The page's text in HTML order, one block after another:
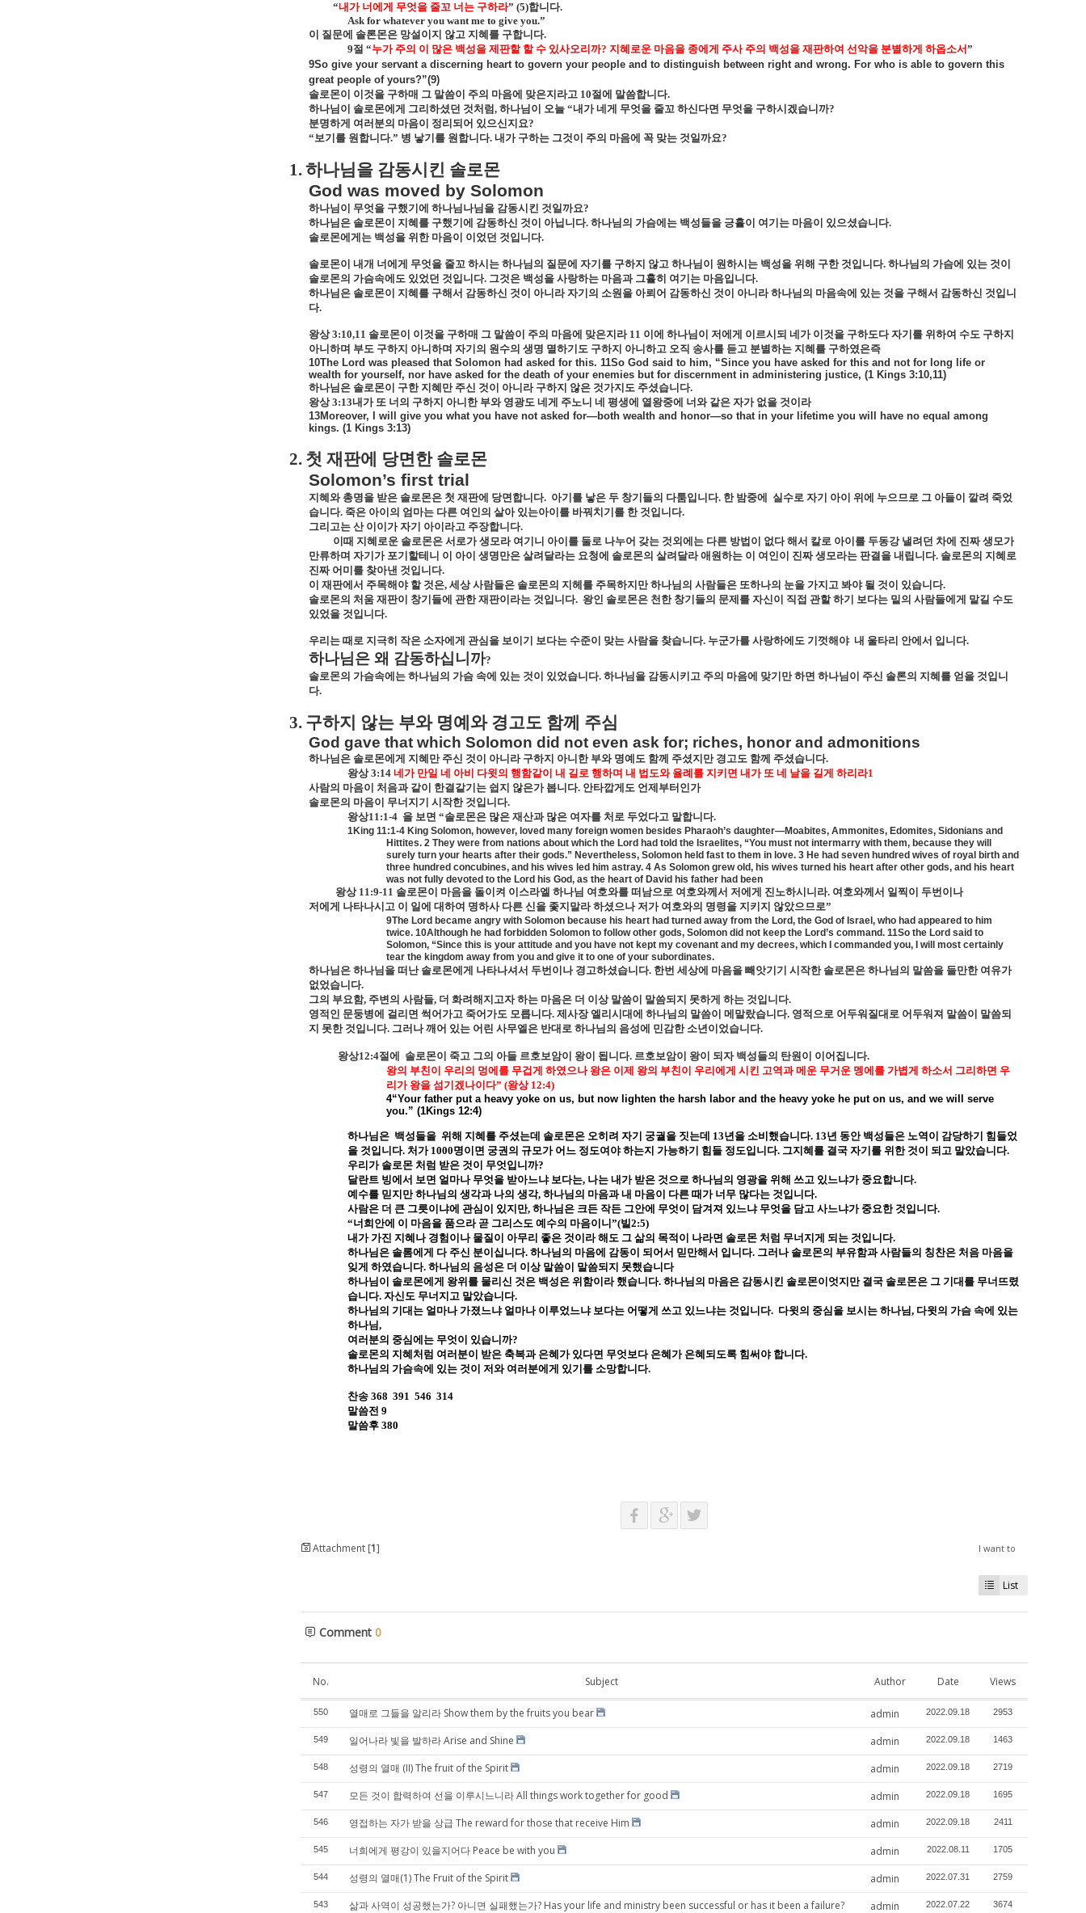
“내가 너에게 무엇을 줄꼬 너는 구하라” (5)합니다.
Ask for whatever you want me to give you.”
이 질문에 솔론몬은 망설이지 않고 지혜를 구합니다.
9절 “누가 주의 이 많은 백성을 제판할 할 수 있사오리까? 지혜로운 마음을 종에게 주사 주의 백성을 재판하여 선악을 분별하게 하옵소서 ”
9So give your servant a discerning heart to govern your people and to distinguish between right and wrong. For who is able to govern this
great people of yours?”(9)
솔로몬이 이것을 구하매 그 말씀이 주의 마음에 맞은지라고 10절에 말씀합니다.
하나님이 솔로몬에게 그리하셨던 것처럼 , 하나님이 오늘 “내가 네게 무엇을 줄꼬 하신다면 무엇을 구하시겠습니까?
분명하게 여러분의 마음이 정리되어 있으신지요?
“보기를 원합니다.” 병 낳기를 원합니다. 내가 구하는 그것이 주의 마음에 꼭 맞는 것일까요?
1.하나님을 감동시킨 솔로몬
God was moved by Solomon
하나님이 무엇을 구했기에 하나님나님을 감동시킨 것일까요?
하나님은 솔로몬이 지혜를 구했기에 감동하신 것이 아닙니다. 하나님의 가슴에는 백성들을 긍휼이 여기는 마음이 있으셨습니다.
솔로몬에게는 백성을 위한 마음이 이었던 것입니다.
솔로몬이 내개 너에게 무엇을 줄꼬 하시는 하나님의 질문에 자기를 구하지 않고 하나님이 원하시는 백성을 위해 구한 것입니다. 하나님의 가슴에 있는 것이
솔로몬의 가슴속에도 있었던 것입니다. 그것은 백성을 사랑하는 마음과 그휼히 여기는 마음입니다.
하나님은 솔로몬이 지혜를 구해서 감동하신 것이 아니라 자기의 소원을 아뢰어 감동하신 것이 아니라 하나님의 마음속에 있는 것을 구해서 감동하신 것입니
다.
왕상3:10,11 솔로몬이 이것을 구하매 그 말씀이 주의 마음에 맞은지라 11 이에 하나님이 저에게 이르시되 네가 이것을 구하도다 자기를 위하여 수도 구하지
아니하며 부도 구하지 아니하며 자기의 원수의 생명 멸하기도 구하지 아니하고 오직 송사를 듣고 분별하는 지혜를 구하였은즉
10The Lord was pleased that Solomon had asked for this. 11So God said to him, “Since you have asked for this and not for long life or
wealth for yourself, nor have asked for the death of your enemies but for discernment in administering justice, (1 Kings 3:10,11)
하나님은 솔로몬이 구한 지혜만 주신 것이 아니라 구하지 않은 것가지도 주셨습니다.
왕상3:13내가 또 너의 구하지 아니한 부와 영광도 네게 주노니 네 평생에 열왕중에 너와 같은 자가 없을 것이라
13Moreover, I will give you what you have not asked for—both wealth and honor—so that in your lifetime you will have no equal among
kings. (1 Kings 3:13)
2. 첫 재판에 당면한 솔로몬
Solomon’s first trial
지혜와 총명을 받은 솔로몬은 첫 재판에 당면합니다. 아기를 낳은 두 창기들의 다툼입니다. 한 밤중에
실수로 자기 아이 위에 누으므로 그 아들이 깔려 죽었
습니다. 죽은 아이의 엄마는 다른 여인의 살아 있는아이를 바꿔치기를 한 것입니다.
그리고는 산 이이가 자기 아이라고 주장합니다.
이때 지혜로운 솔로몬은 서로가 생모라 여기니 아이를 둘로 나누어 갖는 것외에는 다른 방법이 없다 해서 칼로 아이를 두동강 낼려던 차에 진짜 생모가
만류하며 자기가 포기할테니 이 아이 생명만은 살려달라는 요청에 솔로몬의 살려달라 애원하는 이 여인이 진짜 생모라는 판결을 내립니다. 솔로몬의 지혜로
진짜 어미를 찾아낸 것입니다.
이 재판에서 주목해야 할 것은, 세상 사람들은 솔로몬의 지헤를 주목하지만 하나님의 사람들은 또하나의 눈을 가지고 봐야 될 것이 있습니다.
솔로몬의 처움 재판이 창기들에 관한 재판이라는 것입니다. 왕인 솔로몬은 천한 창기들의 문제를 자신이 직접 관할 하기 보다는 밑의 사람들에게 맡길 수도
있었을 것입니다.
우리는 때로 지극히 작은 소자에게 관심을 보이기 보다는 수준이 맞는 사람을 찾습니다. 누군가를 사랑하에도 기껏해야 내 울타리 안에서 입니다.
하나님은 왜 감동하십니까?
솔로몬의 가슴속에는 하나님의 가슴 속에 있는 것이 있었습니다. 하나님을 감동시키고 주의 마음에 맞기만 하면 하나님이 주신 솔론의 지혜를 얻을 것입니
다.
3. 구하지 않는 부와 명예와 경고도 함께 주심
God gave that which Solomon did not even ask for; riches, honor and admonitions
하나님은 솔로몬에게 지혜만 주신 것이 아니라 구하지 아니한 부와 명예도 함께 주셨지만 경고도 함께 주셨습니다.
왕상3:14 네가 만일 네 아비 다윗의 행함같이 내 길로 행하며 내 법도와 율례를 지키면 내가 또 네 날을 길게 하리라1
사람의 마음이 처음과 같이 한결같기는 쉽지 않은가 봅니다. 안타깝게도 언제부터인가
솔로몬의 마음이 무너지기 시작한 것입니다.
왕상11:1-4 을 보면 “솔로몬은 많은 재산과 많은 여자를 처로 두었다고 말합니다.
1King 11:1-4 King Solomon, however, loved many foreign women besides Pharaoh’s daughter—Moabites, Ammonites, Edomites, Sidonians and
Hittites. 2 They were from nations about which the Lord had told the Israelites, “You must not intermarry with them, because they will
surely turn your hearts after their gods.” Nevertheless, Solomon held fast to them in love. 3 He had seven hundred wives of royal birth and
three hundred concubines, and his wives led him astray. 4 As Solomon grew old, his wives turned his heart after other gods, and his heart
was not fully devoted to the Lord his God, as the heart of David his father had been
왕상 11:9-11 솔로몬이 마음을 돌이켜 이스라엘 하나님 여호와를 떠남으로 여호와께서 저에게 진노하시니라. 여호와께서 일찍이 두번이나
저에게 나타나시고 이 일에 대하여 명하사 다른 신을 좇지말라 하셨으나 저가 여호와의 명령을 지키지 않았으므로”
9The Lord became angry with Solomon because his heart had turned away from the Lord, the God of Israel, who had appeared to him
twice. 10Although he had forbidden Solomon to follow other gods, Solomon did not keep the Lord’s command. 11So the Lord said to
Solomon, “Since this is your attitude and you have not kept my covenant and my decrees, which I commanded you, I will most certainly
tear the kingdom away from you and give it to one of your subordinates.
하나님은 하나님을 떠난 솔로몬에게 나타나셔서 두번이나 경고하셨습니다. 한번 세상에 마음을 빼앗기기 시작한 솔로몬은 하나님의 말씀을 들만한 여유가
없었습니다.
그의 부요함, 주변의 사람들, 더 화려해지고자 하는 마음은 더 이상 말씀이 말씀되지 못하게 하는 것입니다.
영적인 문둥병에 걸리면 썩어가고 죽어가도 모릅니다. 제사장 엘리시대에 하나님의 말씀이 메말랐습니다. 영적으로 어두워질대로 어두워져 말씀이 말씀되
지 못한 것입니다. 그러나 깨어 있는 어린 사무엘은 반대로 하나님의 음성에 민감한 소년이었습니다.
왕상12:4절에 솔로몬이 죽고 그의 아들 르호보암이 왕이 됩니다. 르호보암이 왕이 되자 백성들의 탄원이 이어집니다.
왕의 부친이 우리의 멍에를 무겁게 하였으나 왕은 이제 왕의 부친이 우리에게 시킨 고역과 메운 무거운 멩에를 가볍게 하소서 그리하면 우
리가 왕을 섬기겠나이다” (왕상 12:4)
4“Your father put a heavy yoke on us, but now lighten the harsh labor and the heavy yoke he put on us, and we will serve
you.” (1Kings 12:4)
하나님은 백성들을 위해 지혜를 주셨는데 솔로몬은 오히려 자기 궁궐을 짓는데 13년을 소비했습니다. 13년 동안 백성들은 노역이 감당하기 힘들었
을 것입니다. 처가 1000명이면 궁권의 규모가 어느 정도여야 하는지 가능하기 힘들 정도입니다. 그지혜를 결국 자기를 위한 것이 되고 말았습니다.
우리가 솔로몬 처럼 받은 것이 무엇입니까?
달란트 빙에서 보면 얼마나 무엇을 받아느냐 보다는, 나는 내가 받은 것으로 하나님의 영광을 위해 쓰고 있느냐가 중요합니다.
예수를 믿지만 하나님의 생각과 나의 생각, 하나님의 마음과 내 마음이 다른 때가 너무 많다는 것입니다.
사람은 더 큰 그릇이냐에 관심이 있지만, 하나님은 크든 작든 그안에 무엇이 담겨져 있느냐 무엇을 담고 사느냐가 중요한 것입니다.
“너희안에 이 마음을 품으라 곧 그리스도 예수의 마음이니 ”(빌2:5)
내가 가진 지혜나 경험이나 물질이 아무리 좋은 것이라 해도 그 삶의 목적이 나라면 솔로몬 처럼 무너지게 되는 것입니다.
하나님은 솔롬에게 다 주신 분이십니다. 하나님의 마음에 감동이 되어서 믿만해서 입니다. 그러나 솔로몬의 부유함과 사람들의 칭찬은 처음 마음을
잊게 하였습니다. 하나님의 음성은 더 이상 말씀이 말씀되지 못했습니다
하나님이 솔로몬에게 왕위를 물리신 것은 백성은 위함이라 했습니다. 하나님의 마음은 감동시킨 솔로몬이엇지만 결국 솔로몬은 그 기대를 무너뜨렸
습니다. 자신도 무너지고 말았습니다.
하나님의 기대는 얼마나 가졌느냐 얼마나 이루었느냐 보다는 어떻게 쓰고 있느냐는 것입니다. 다윗의 중심을 보시는 하나님 , 다윗의 가슴 속에 있는
하나님 ,
여러분의 중심에는 무엇이 있습니까?
솔로몬의 지혜처럼 여러분이 받은 축복과 은혜가 있다면 무엇보다 은혜가 은혜되도록 힘써야 합니다.
하나님의 가슴속에 있는 것이 저와 여러분에게 있기를 소망합니다.
찬송 368 391 546 314
말씀전 9
말씀후 380
Attachment [1] I want to
List
Comment 0
No. Subject Author Date Views
550 열매로 그들을 알리라 Show them by the fruits you bear admin 2022.09.18 2953
549 일어나라 빛을 발하라 Arise and Shine admin 2022.09.18 1463
548 성령의 열매 (II) The fruit of the Spirit admin 2022.09.18 2719
547 모든 것이 합력하여 선을 이루시느니라 All things work together for good admin 2022.09.18 1695
546 영접하는 자가 받을 상급 The reward for those that receive Him admin 2022.09.18 2411
545 너희에게 평강이 있을지어다 Peace be with you admin 2022.08.11 1705
544 성령의 열매(1) The Fruit of the Spirit admin 2022.07.31 2759
543 삶과 사역이 성공했는가? 아니면 실패했는가? Has your life and ministry been successful or has it been a failure? admin 2022.07.22 3674